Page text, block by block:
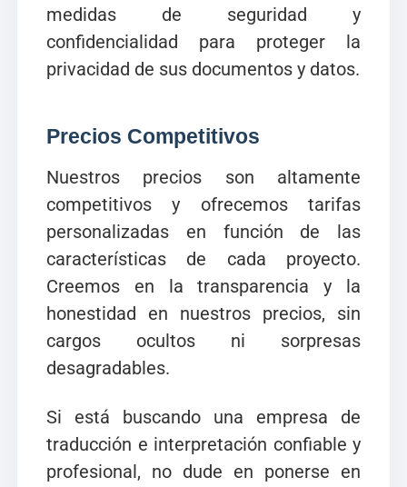
medidas de seguridad y
confidencialidad para proteger la
privacidad de sus documentos y datos.
Precios Competitivos
Nuestros precios son altamente
competitivos y ofrecemos tarifas
personalizadas en función de las
características de cada proyecto.
Creemos en la transparencia y la
honestidad en nuestros precios, sin
cargos ocultos ni sorpresas
desagradables.
Si está buscando una empresa de
traducción e interpretación confiable y
profesional, no dude en ponerse en